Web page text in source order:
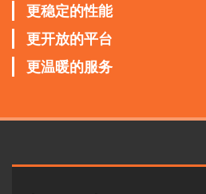
更稳定的性能
更开放的平台
更温暖的服务